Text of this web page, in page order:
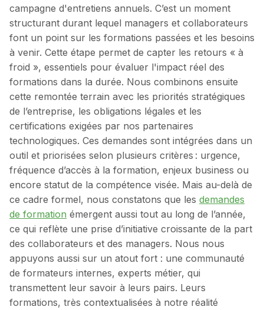
campagne d'entretiens annuels. C’est un moment
structurant durant lequel managers et collaborateurs
font un point sur les formations passées et les besoins
à venir. Cette étape permet de capter les retours « à
froid », essentiels pour évaluer l'impact réel des
formations dans la durée. Nous combinons ensuite
cette remontée terrain avec les priorités stratégiques
de l’entreprise, les obligations légales et les
certifications exigées par nos partenaires
technologiques. Ces demandes sont intégrées dans un
outil et priorisées selon plusieurs critères : urgence,
fréquence d’accès à la formation, enjeux business ou
encore statut de la compétence visée. Mais au-delà de
ce cadre formel, nous constatons que les demandes
de formation émergent aussi tout au long de l’année,
ce qui reflète une prise d’initiative croissante de la part
des collaborateurs et des managers. Nous nous
appuyons aussi sur un atout fort : une communauté
de formateurs internes, experts métier, qui
transmettent leur savoir à leurs pairs. Leurs
formations, très contextualisées à notre réalité